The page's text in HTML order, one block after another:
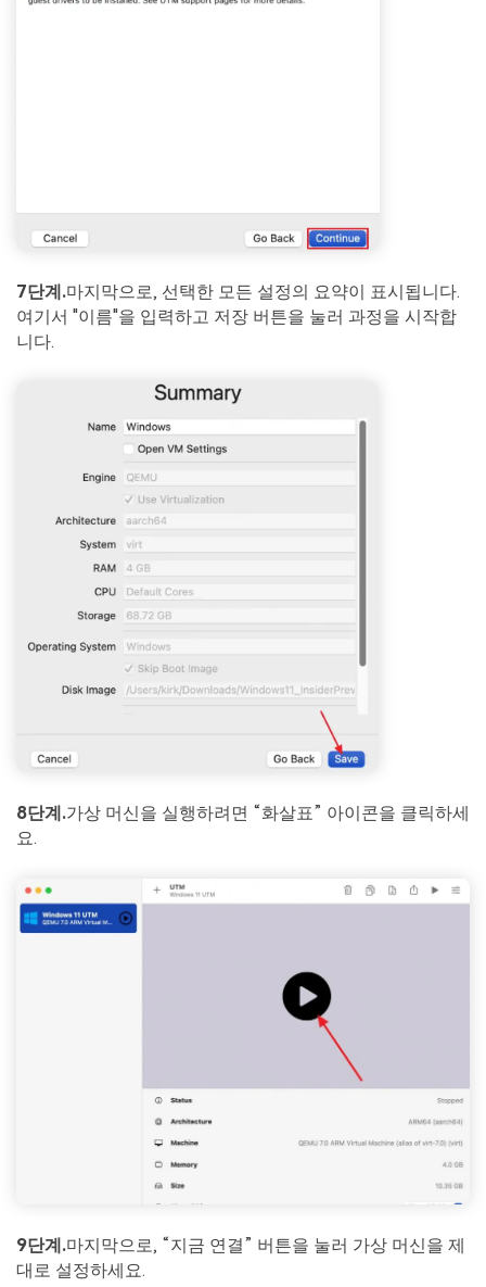
7단계.마지막으로, 선택한 모든 설정의 요약이 표시됩니다.
여기서 "이름"을 입력하고 저장 버튼을 눌러 과정을 시작합
니다.
8단계.가상 머신을 실행하려면 “화살표” 아이콘을 클릭하세
요.
9단계.마지막으로, “지금 연결” 버튼을 눌러 가상 머신을 제
대로 설정하세요.